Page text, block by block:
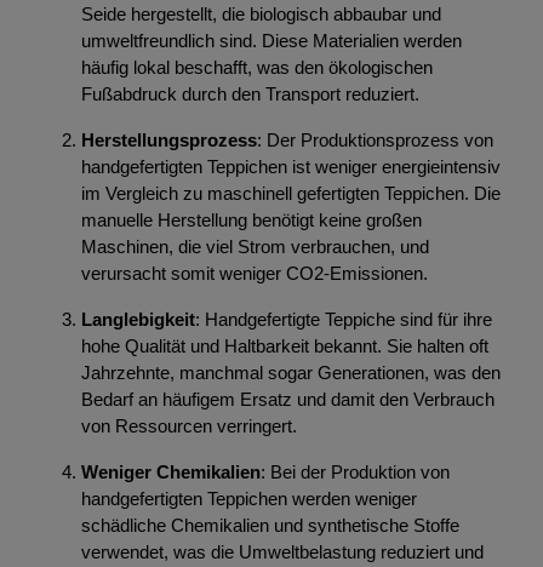
Seide hergestellt, die biologisch abbaubar und
umweltfreundlich sind. Diese Materialien werden
häufig lokal beschafft, was den ökologischen
Fußabdruck durch den Transport reduziert.
Herstellungsprozess: Der Produktionsprozess von
handgefertigten Teppichen ist weniger energieintensiv
im Vergleich zu maschinell gefertigten Teppichen. Die
manuelle Herstellung benötigt keine großen
Maschinen, die viel Strom verbrauchen, und
verursacht somit weniger CO2-Emissionen.
Langlebigkeit: Handgefertigte Teppiche sind für ihre
hohe Qualität und Haltbarkeit bekannt. Sie halten oft
Jahrzehnte, manchmal sogar Generationen, was den
Bedarf an häufigem Ersatz und damit den Verbrauch
von Ressourcen verringert.
Weniger Chemikalien: Bei der Produktion von
handgefertigten Teppichen werden weniger
schädliche Chemikalien und synthetische Stoffe
verwendet, was die Umweltbelastung reduziert und